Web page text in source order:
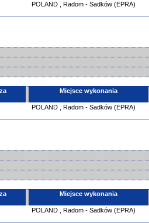
POLAND Radom - Sadków (EPRA)
Miejsce wykonania
POLAND Radom - Sadków (EPRA)
Miejsce wykonania
POLAND Radom - Sadków (EPRA)